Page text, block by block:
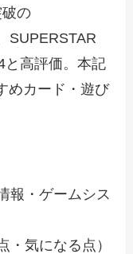
の
SUPERSTAR
と高評価。本記
めカード・遊び
報・ゲームシス
・気になる点）